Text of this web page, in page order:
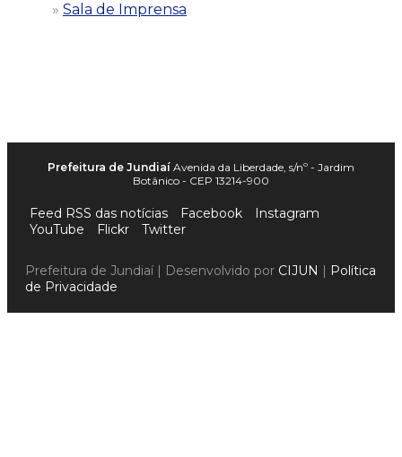
Sala de Imprensa
Prefeitura de Jundiaí Avenida da Liberdade, s/nº - Jardim
Botânico - CEP 13214-900
Feed RSS das notícias Facebook
Instagram
YouTube
Flickr Twitter
Prefeitura de Jundiaí | Desenvolvido por CIJUN | Política
de Privacidade